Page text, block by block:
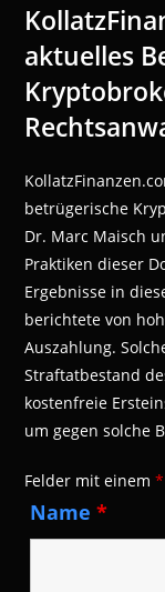
aktuelles
betrügerische
Dr. Marc Maisch
Praktiken dieser
Ergebnisse in
berichtete von
Auszahlung.
Straftatbestand
kostenfreie
um gegen solche
Felder mit einem*
Name*